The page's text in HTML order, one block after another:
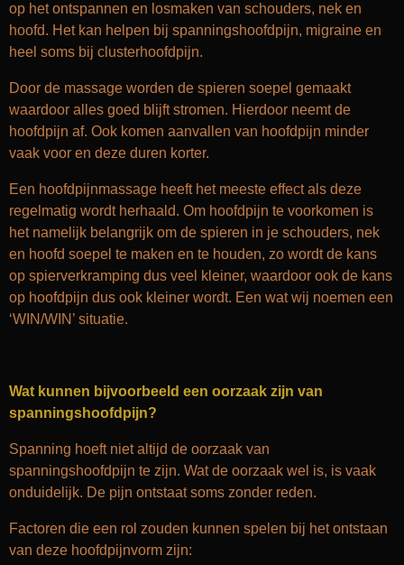
op het ontspannen en losmaken van schouders, nek en
hoofd. Het kan helpen bij spanningshoofdpijn, migraine en
heel soms bij clusterhoofdpijn.
Door de massage worden de spieren soepel gemaakt
waardoor alles goed blijft stromen. Hierdoor neemt de
hoofdpijn af. Ook komen aanvallen van hoofdpijn minder
vaak voor en deze duren korter.
Een hoofdpijnmassage heeft het meeste effect als deze
regelmatig wordt herhaald. Om hoofdpijn te voorkomen is
het namelijk belangrijk om de spieren in je schouders, nek
en hoofd soepel te maken en te houden, zo wordt de kans
op spierverkramping dus veel kleiner, waardoor ook de kans
op hoofdpijn dus ook kleiner wordt. Een wat wij noemen een
‘WIN/WIN’ situatie.
Wat kunnen bijvoorbeeld een oorzaak zijn van
spanningshoofdpijn?
Spanning hoeft niet altijd de oorzaak van
spanningshoofdpijn te zijn. Wat de oorzaak wel is, is vaak
onduidelijk. De pijn ontstaat soms zonder reden.
Factoren die een rol zouden kunnen spelen bij het ontstaan
van deze hoofdpijnvorm zijn: